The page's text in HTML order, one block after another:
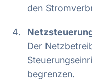
den
Der
begrenzen.